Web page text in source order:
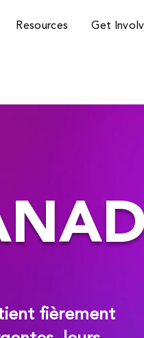
Resources Get
fièrement